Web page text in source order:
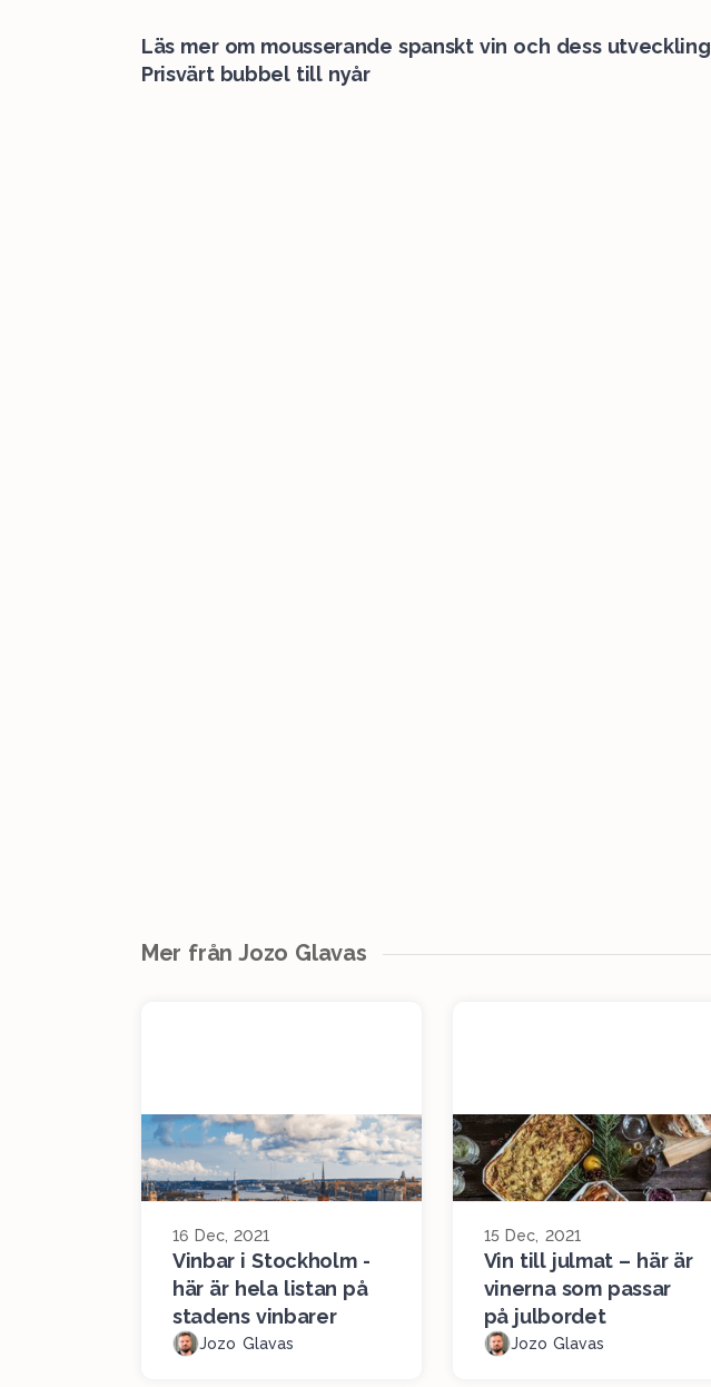
Läs mer om mousserande spanskt vin och dess utveckling
Prisvärt bubbel till nyår
Mer från Jozo Glavas
16 Dec, 2021
Vinbar i Stockholm -
här är hela listan på
stadens vinbarer
Jozo Glavas
15 Dec, 2021
Vin till julmat – här är
vinerna som passar
på julbordet
Jozo Glavas